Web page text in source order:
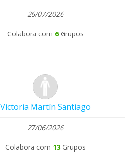
26/07/2026
Colabora com 6 Grupos
Victoria Martín Santiago
27/06/2026
Colabora com 13 Grupos